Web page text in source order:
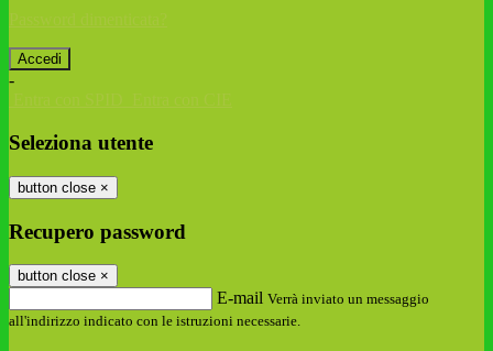
-
Seleziona utente
button close ×
Recupero password
button close ×
E-mail Verrà inviato un messaggio
all'indirizzo indicato con le istruzioni necessarie.